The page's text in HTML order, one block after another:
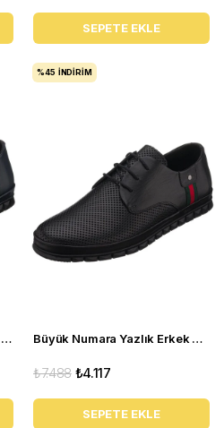
SEPETE EKLE
Büyük Numara Erkek Günlük Yazlık Deri Ayakkabı - Ag8800-1 Lacivert Büyük Numara Yazlık Erkek Deri Ayakkabı - AG8800-1 Siyah
₺4.117
₺7.488
SEPETE EKLE
%45 İNDIRIM